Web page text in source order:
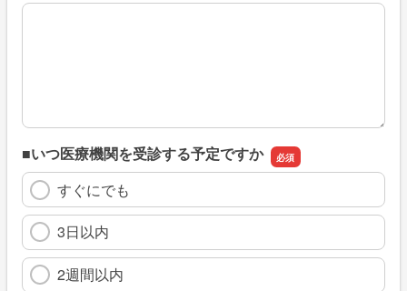
※具体的に、どのような情報を探していましたか
■いつ医療機関を受診する予定ですか
すぐにでも
3日以内
2週間以内